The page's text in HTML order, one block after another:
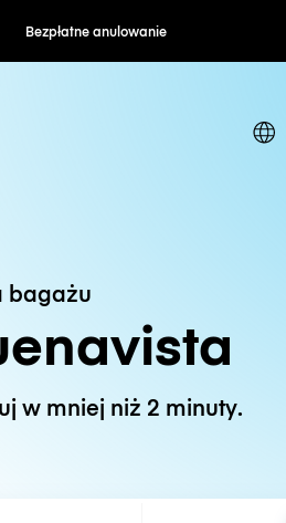
Stawki godzinowe /
bagażu
w mniej niż 2 minuty.